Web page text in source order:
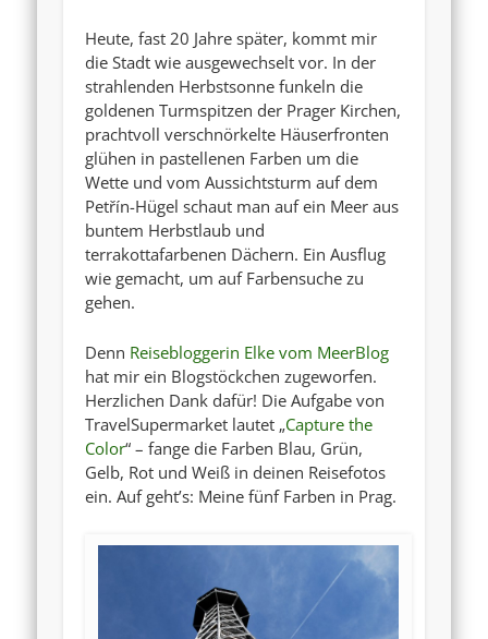
Heute, fast 20 Jahre später, kommt mir
die Stadt wie ausgewechselt vor. In der
strahlenden Herbstsonne funkeln die
goldenen Turmspitzen der Prager Kirchen,
prachtvoll verschnörkelte Häuserfronten
glühen in pastellenen Farben um die
Wette und vom Aussichtsturm auf dem
Petřín-Hügel schaut man auf ein Meer aus
buntem Herbstlaub und
terrakottafarbenen Dächern. Ein Ausflug
wie gemacht, um auf Farbensuche zu
gehen.
Denn Reisebloggerin Elke vom MeerBlog
hat mir ein Blogstöckchen zugeworfen.
Herzlichen Dank dafür! Die Aufgabe von
TravelSupermarket lautet „Capture the
Color“ – fange die Farben Blau, Grün,
Gelb, Rot und Weiß in deinen Reisefotos
ein. Auf geht’s: Meine fünf Farben in Prag.